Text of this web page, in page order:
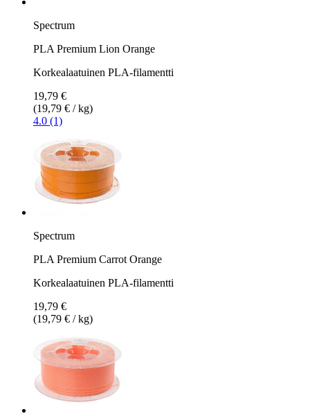
Spectrum
PLA Premium Lion Orange
Korkealaatuinen PLA-filamentti
19,79 €
(19,79 € / kg)
4.0 (1)
Spectrum
PLA Premium Carrot Orange
Korkealaatuinen PLA-filamentti
19,79 €
(19,79 € / kg)